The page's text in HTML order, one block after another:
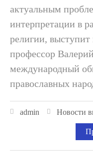
актуальным
интерпретации в
религии,
профессор
международный
православных
admin Новости